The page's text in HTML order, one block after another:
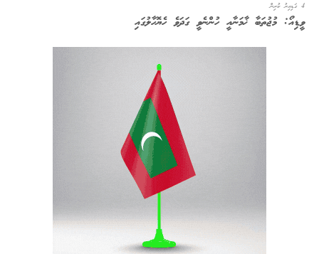
4 ގަޑިއިރު ކުރިން
ވީޑިއޯ: މުޖުތަބާ ޚާމަނާއީ ހުންނެވީ ގަދަވެ ހެޔޮހާލުގައި